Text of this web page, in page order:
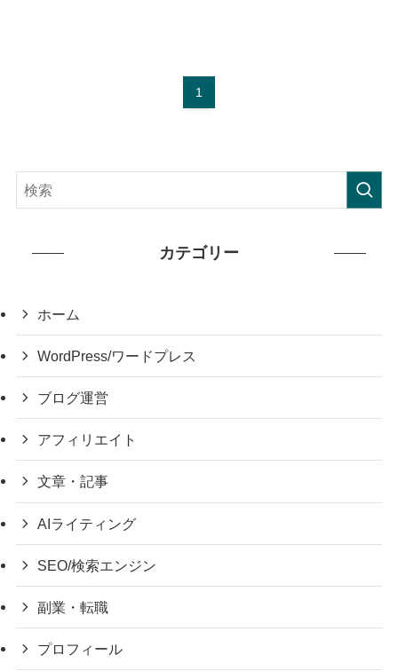
1
カテゴリー
ホーム
WordPress/ワードプレス
ブログ運営
アフィリエイト
文章・記事
AIライティング
SEO/検索エンジン
副業・転職
プロフィール